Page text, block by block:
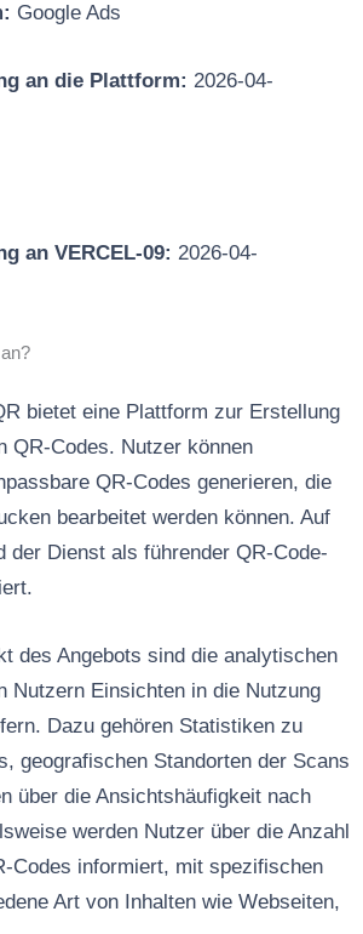
Google Ads
an die Plattform: 2026-04-
an VERCEL-09: 2026-04-
bietet eine Plattform zur Erstellung
QR-Codes. Nutzer können
QR-Codes generieren, die
bearbeitet werden können. Auf
der Dienst als führender QR-Code-
des Angebots sind die analytischen
Nutzern Einsichten in die Nutzung
Dazu gehören Statistiken zu
geografischen Standorten der Scans
über die Ansichtshäufigkeit nach
werden Nutzer über die Anzahl
Codes informiert, mit spezifischen
Art von Inhalten wie Webseiten,